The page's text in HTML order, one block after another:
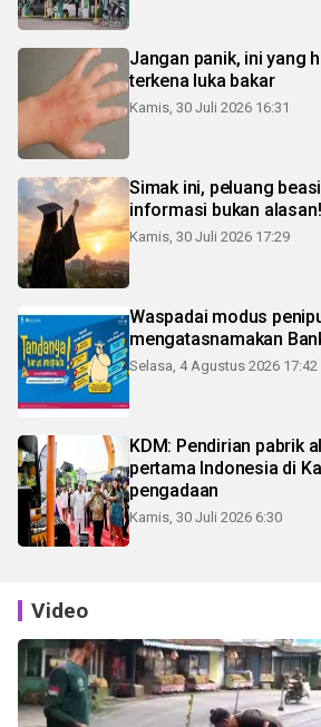
Jangan panik, ini yang
terkena luka bakar
Kamis, 30 Juli 2026 16:31
Simak ini, peluang
informasi bukan alasan!
Kamis, 30 Juli 2026 17:29
Waspadai modus
mengatasnamakan
Selasa, 4 Agustus 2026 17:42
KDM: Pendirian pabrik
pertama Indonesia di
pengadaan
Kamis, 30 Juli 2026 6:30
Video